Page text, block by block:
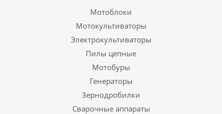
Мотоблоки
Мотокультиваторы
Электрокультиваторы
Пилы цепные
Мотобуры
Генераторы
Зернодробилки
Сварочные аппараты